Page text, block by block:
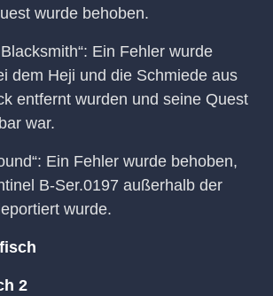
wurde behoben.
Ein Fehler wurde
dem Heji und die Schmiede aus
entfernt wurden und seine Quest
war.
Ein Fehler wurde behoben,
B-Ser.0197 außerhalb der
wurde.
2